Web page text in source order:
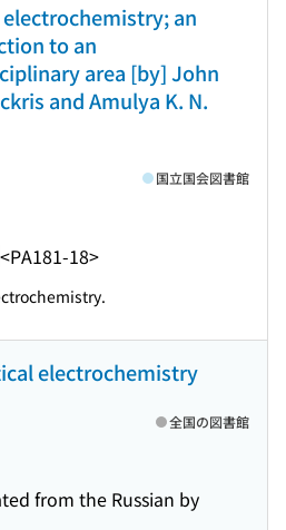
an
to an
area [by] John
and Amulya K. N.
<PA181-18>
国立国会図書館
electrochemistry
from the Russian by
全国の図書館